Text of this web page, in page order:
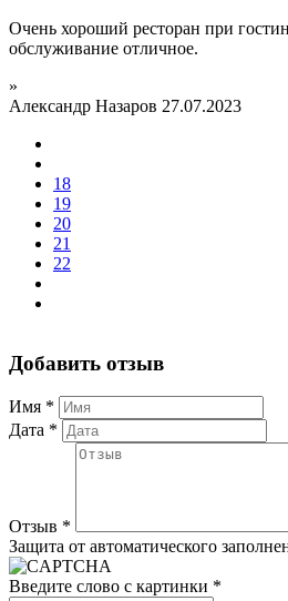
Очень хороший ресторан при
обслуживание отличное.
»
Александр Назаров 27.07.2023
18
19
20
21
22
Добавить отзыв
Имя *
Дата *
Отзыв *
Защита от автоматического
Введите слово с картинки *